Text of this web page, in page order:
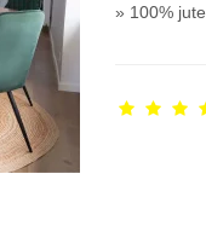
» 100% jute